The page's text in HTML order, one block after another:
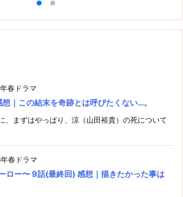
春ドラマ
｜この結末を奇跡とは呼びたくない…。
、まずはやっぱり、涼（山田裕貴）の死について
春ドラマ
ロー〜 9話(最終回) 感想｜描きたかった事は